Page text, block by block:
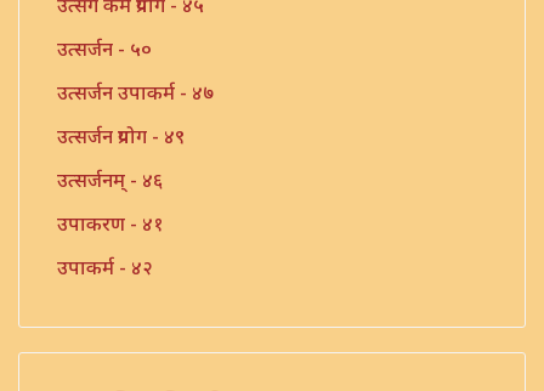
उत्सर्जन - ५०
उत्सर्जन उपाकर्म - ४७
उत्सर्जन प्रयोग - ४९
उत्सर्जनम् - ४६
उपाकरण - ४१
उपाकर्म - ४२
उपाकर्म - ४४